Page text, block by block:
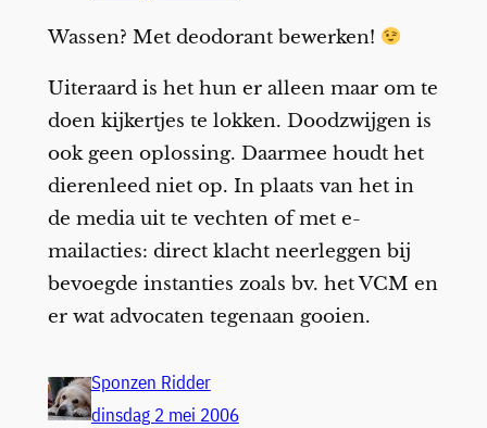
Wassen? Met deodorant bewerken!
Uiteraard is het hun er alleen maar om te
doen kijkertjes te lokken. Doodzwijgen is
ook geen oplossing. Daarmee houdt het
dierenleed niet op. In plaats van het in
de media uit te vechten of met e-
mailacties: direct klacht neerleggen bij
bevoegde instanties zoals bv. het VCM en
er wat advocaten tegenaan gooien.
Sponzen Ridder
dinsdag 2 mei 2006